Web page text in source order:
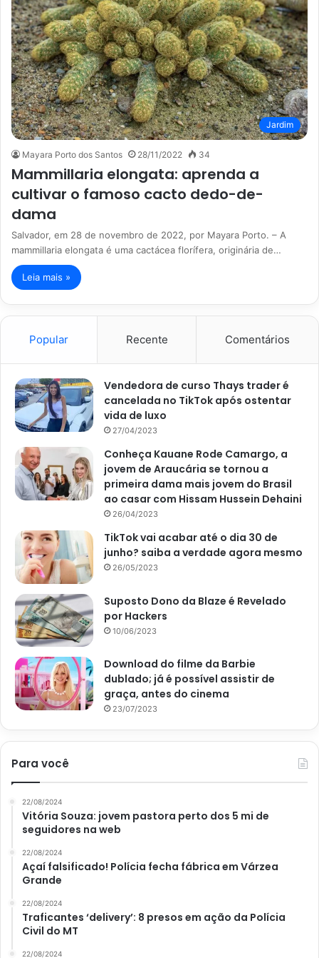
Jardim
Mayara Porto dos Santos 28/11/2022 34
Mammillaria elongata: aprenda a
cultivar o famoso cacto dedo-de-
dama
Salvador, em 28 de novembro de 2022, por Mayara Porto. – A
mammillaria elongata é uma cactácea florífera, originária de…
Leia mais »
Popular Recente Comentários
Vendedora de curso Thays trader é
cancelada no TikTok após ostentar
vida de luxo
27/04/2023
Conheça Kauane Rode Camargo, a
jovem de Araucária se tornou a
primeira dama mais jovem do Brasil
ao casar com Hissam Hussein Dehaini
26/04/2023
TikTok vai acabar até o dia 30 de
junho? saiba a verdade agora mesmo
26/05/2023
Suposto Dono da Blaze é Revelado
por Hackers
10/06/2023
Download do filme da Barbie
dublado; já é possível assistir de
graça, antes do cinema
23/07/2023
Para você
22/08/2024
Vitória Souza: jovem pastora perto dos 5 mi de
seguidores na web
22/08/2024
Açaí falsificado! Polícia fecha fábrica em Várzea
Grande
22/08/2024
Traficantes ‘delivery’: 8 presos em ação da Polícia
Civil do MT
22/08/2024